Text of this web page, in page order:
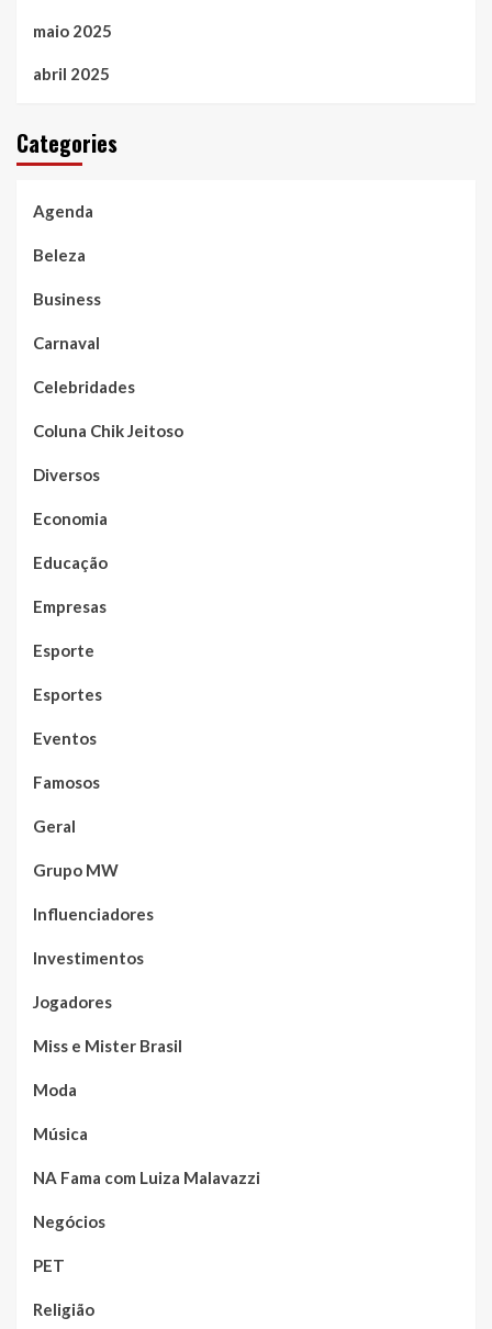
maio 2025
abril 2025
Categories
Agenda
Beleza
Business
Carnaval
Celebridades
Coluna Chik Jeitoso
Diversos
Economia
Educação
Empresas
Esporte
Esportes
Eventos
Famosos
Geral
Grupo MW
Influenciadores
Investimentos
Jogadores
Miss e Mister Brasil
Moda
Música
NA Fama com Luiza Malavazzi
Negócios
PET
Religião